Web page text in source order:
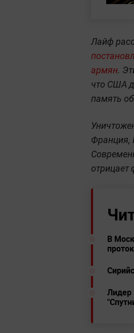
Лайф
армян.
что США
память
Франция,
отрицает
В
Лидер